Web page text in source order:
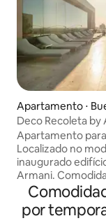
Apartamento ⋅
s
Deco Recoleta by
Apartamento
Localizado no
inaugurado
Armani. Comodidades: piscina aquecida
externa e
e úmida,
lavanderia. Segurança 24h. O
por